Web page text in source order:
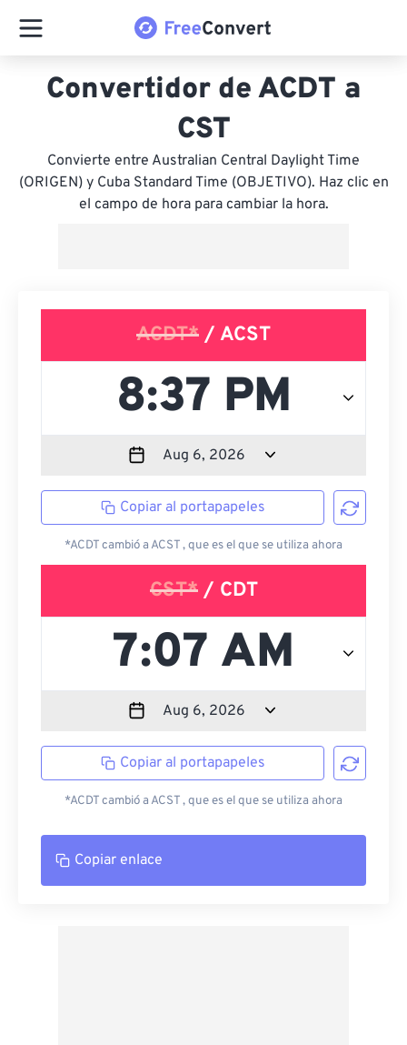
Convertidor de ACDT a
CST
Convierte entre Australian Central Daylight Time
(ORIGEN) y Cuba Standard Time (OBJETIVO). Haz clic en
el campo de hora para cambiar la hora.
ACDT* / ACST
Copiar al portapapeles
*ACDT cambió a ACST , que es el que se utiliza ahora
CST*/ CDT
Copiar al portapapeles
*ACDT cambió a ACST , que es el que se utiliza ahora
Copiar enlace